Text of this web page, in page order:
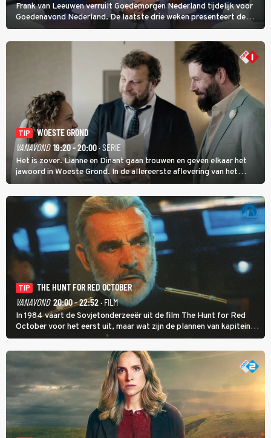
Frank van Leeuwen verruilt Goedemorgen Nederland tijdelijk voor
Goedenavond Nederland. De laatste drie weken presenteert de
journalist en De Slimste Mens-winnaar deze avondtalkshow om en
om met Sam Hagens, die er al vanaf het begin bij is.
TIP
WOESTE GROND
VANAVOND 19:20 - 20:00· SERIE
Het is zover. Lianne en Dinant gaan trouwen en geven elkaar het
jawoord in Woeste Grond. In de allereerste aflevering van het
eerste seizoen kwam Lianne vanuit de Randstad naar Twente. Daar
is ze inmiddels helemaal op haar plek.
TIP
THE HUNT FOR RED OCTOBER
VANAVOND 20:00 - 22:52· FILM
In 1984 vaart de Sovjetonderzeeër uit de film The Hunt for Red
October voor het eerst uit, maar wat zijn de plannen van kapitein
Marko Ramius?